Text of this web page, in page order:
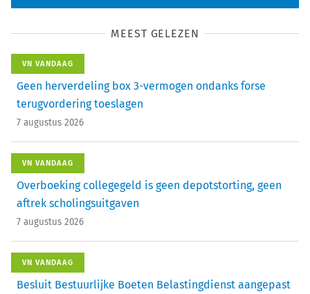
MEEST GELEZEN
VN VANDAAG
Geen herverdeling box 3-vermogen ondanks forse
terugvordering toeslagen
7 augustus 2026
VN VANDAAG
Overboeking collegegeld is geen depotstorting, geen
aftrek scholingsuitgaven
7 augustus 2026
VN VANDAAG
Besluit Bestuurlijke Boeten Belastingdienst aangepast